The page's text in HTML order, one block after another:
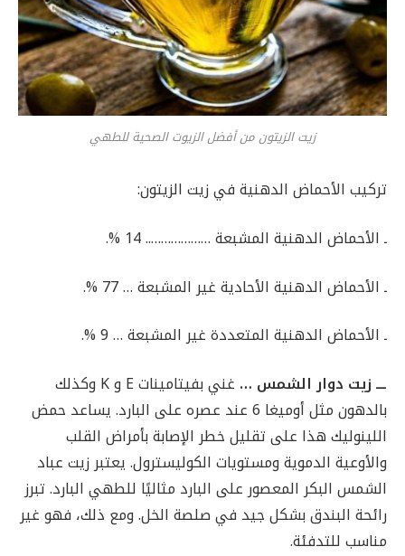
زيت الزيتون من أفضل الزيوت الصحية للطهي
تركيب الأحماض الدهنية في زيت الزيتون:
ـ الأحماض الدهنية المشبعة ……………….. 14 %.
ـ الأحماض الدهنية الأحادية غير المشبعة … 77 %.
ـ الأحماض الدهنية المتعددة غير المشبعة … 9 %.
ـــ زيت دوار الشمس …
غني بفيتامينات E و K وكذلك
بالدهون مثل أوميغا 6 عند عصره على البارد. يساعد حمض
اللينوليك هذا على تقليل خطر الإصابة بأمراض القلب
والأوعية الدموية ومستويات الكوليسترول. يعتبر زيت عباد
الشمس البكر المعصور على البارد مثاليًا للطهي البارد. تبرز
رائحة البندق بشكل جيد في صلصة الخل. ومع ذلك، فهو غير
مناسب للتدفئة.